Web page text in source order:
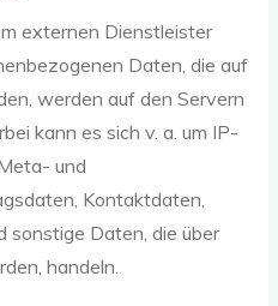
externen Dienstleister
Daten, die auf
werden auf den Servern
kann es sich v. a. um IP-
und
Kontaktdaten,
sonstige Daten, die über
handeln.